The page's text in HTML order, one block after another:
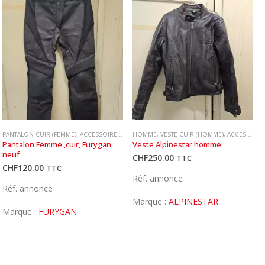
DE DIRECTION ,AMORTISSEUR DE DIRECTION,AMORTISSEUR DE DIRECTION,ANTENNE
PANTALON CUIR (FEMME), ACCESSOIRES MOTARDS
Pantalon Femme ,cuir, Furygan,
neuf
CHF120.00 TTC
Réf. annonce
Marque : FURYGAN
HOMME, VESTE CUIR (HOMME), ACCESSOIRES MOTARDS
Veste Alpinestar homme
CHF250.00 TTC
Réf. annonce
Marque : ALPINESTAR